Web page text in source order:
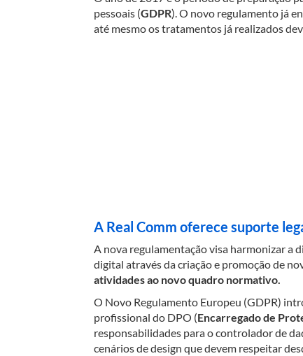
pessoais (GDPR). O novo regulamento já
até mesmo os tratamentos já realizados
A Real Comm oferece suporte
A nova regulamentação visa harmonizar a
digital através da criação e promoção de
atividades ao novo quadro normativo.
O Novo Regulamento Europeu (GDPR)
profissional do DPO (Encarregado de
responsabilidades para o controlador de
cenários de design que devem respeitar